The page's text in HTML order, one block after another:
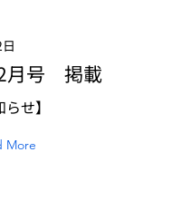
月号 掲載
せ】
More